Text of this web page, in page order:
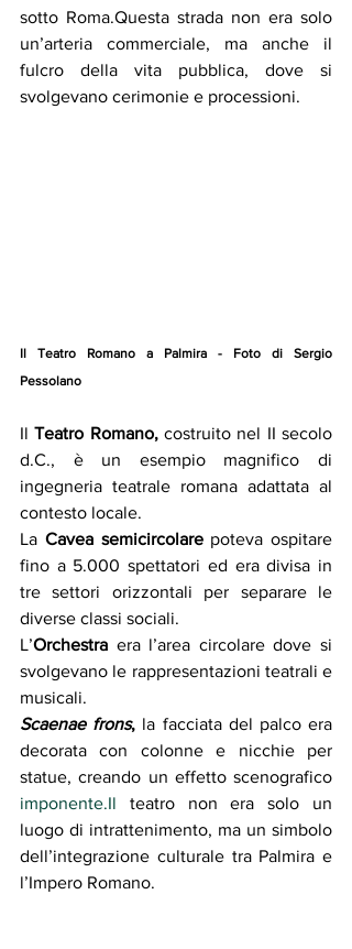
sotto Roma.Questa strada non era solo
un’arteria commerciale, ma anche il
fulcro della vita pubblica, dove si
svolgevano cerimonie e processioni.
Il Teatro Romano a Palmira - Foto di Sergio
Pessolano
Il Teatro Romano, costruito nel II secolo
d.C., è un esempio magnifico di
ingegneria teatrale romana adattata al
contesto locale.
La Cavea semicircolare poteva ospitare
fino a 5.000 spettatori ed era divisa in
tre settori orizzontali per separare le
diverse classi sociali.
L’Orchestra era l’area circolare dove si
svolgevano le rappresentazioni teatrali e
musicali.
Scaenae frons, la facciata del palco era
decorata con colonne e nicchie per
imponente.Il teatro non era solo un
luogo di intrattenimento, ma un simbolo
dell’integrazione culturale tra Palmira e
l’Impero Romano.